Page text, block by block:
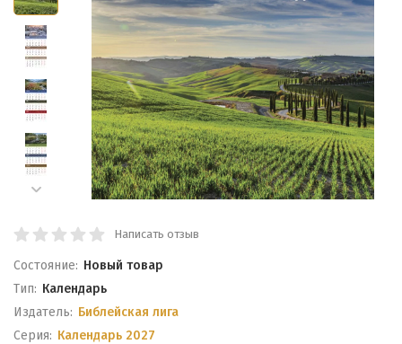
Написать отзыв
Состояние: Новый товар
Тип: Календарь
Издатель: Библейская лига
Серия: Календарь 2027